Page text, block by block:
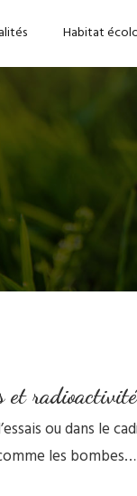
Habitat
et radioactivité
ou dans le
les bombes…